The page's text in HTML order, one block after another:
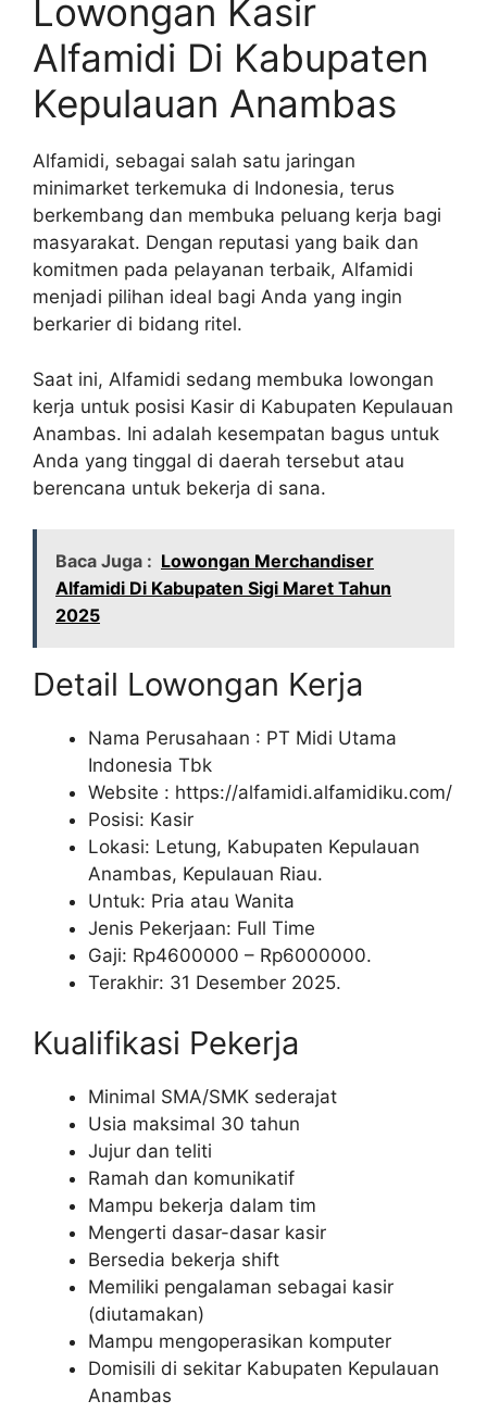
Lowongan Kasir
Alfamidi Di Kabupaten
Kepulauan Anambas
Alfamidi, sebagai salah satu jaringan
minimarket terkemuka di Indonesia, terus
berkembang dan membuka peluang kerja bagi
masyarakat. Dengan reputasi yang baik dan
komitmen pada pelayanan terbaik, Alfamidi
menjadi pilihan ideal bagi Anda yang ingin
berkarier di bidang ritel.
Saat ini, Alfamidi sedang membuka lowongan
kerja untuk posisi Kasir di Kabupaten Kepulauan
Anambas. Ini adalah kesempatan bagus untuk
Anda yang tinggal di daerah tersebut atau
berencana untuk bekerja di sana.
Baca Juga : Lowongan Merchandiser
Alfamidi Di Kabupaten Sigi Maret Tahun
2025
Detail Lowongan Kerja
Nama Perusahaan : PT Midi Utama
Indonesia Tbk
Website : https://alfamidi.alfamidiku.com/
Posisi: Kasir
Lokasi: Letung, Kabupaten Kepulauan
Anambas, Kepulauan Riau.
Untuk: Pria atau Wanita
Jenis Pekerjaan: Full Time
Gaji: Rp4600000 – Rp6000000.
Terakhir: 31 Desember 2025.
Kualifikasi Pekerja
Minimal SMA/SMK sederajat
Usia maksimal 30 tahun
Jujur dan teliti
Ramah dan komunikatif
Mampu bekerja dalam tim
Mengerti dasar-dasar kasir
Bersedia bekerja shift
Memiliki pengalaman sebagai kasir
(diutamakan)
Mampu mengoperasikan komputer
Domisili di sekitar Kabupaten Kepulauan
Anambas